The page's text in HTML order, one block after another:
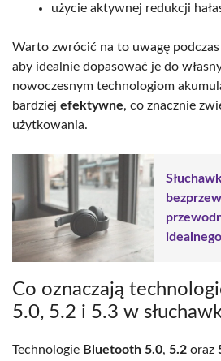
użycie aktywnej redukcji
Warto zwrócić na to uwagę
aby idealnie dopasować je do
nowoczesnym technologiom
bardziej efektywne, co znacznie
użytkowania.
Co oznaczają
5.0, 5.2 i 5.3 w
Technologie Bluetooth 5.0, 5.2 oraz